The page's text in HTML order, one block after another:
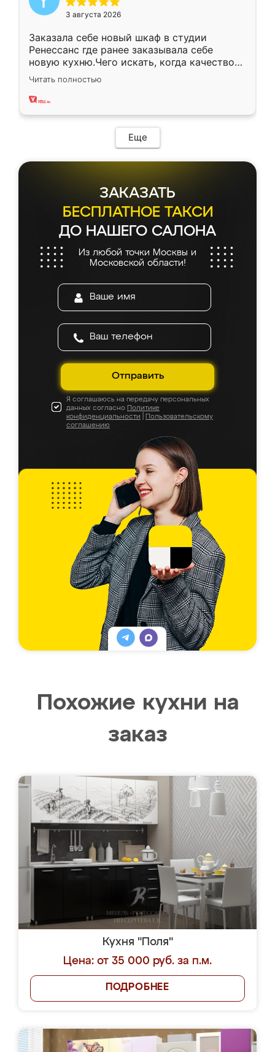
3 августа 2026
Заказала себе новый шкаф в студии
Ренессанс где ранее заказывала себе
новую кухню.Чего искать, когда качеством
вполне довольна. Служит кухня уже почти
два года, нареканий нет.
Читать полностью
Еще
ЗАКАЗАТЬ
БЕСПЛАТНОЕ ТАКСИ
ДО НАШЕГО САЛОНА
Из любой точки Москвы и
Московской области!
Отправить
Я соглашаюсь на передачу персональных
данных согласно Политике
конфиденциальности
Пользовательскому
соглашению
Похожие кухни на
заказ
Кухня "Поля"
Цена: от 35 000 руб. за п.м.
ПОДРОБНЕЕ